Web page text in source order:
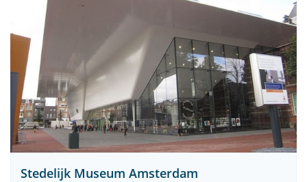
Stedelijk Museum Amsterdam